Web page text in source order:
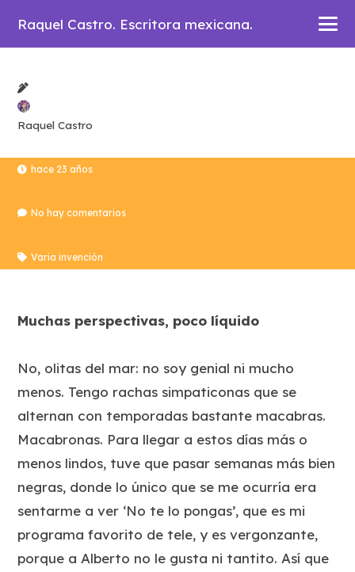
Raquel Castro. Escritora mexicana.
Raquel Castro
hace 23 años
No hay comentarios
Varia invención
Muchas perspectivas, poco líquido
No, olitas del mar: no soy genial ni mucho
menos. Tengo rachas simpaticonas que se
alternan con temporadas bastante macabras.
Macabronas. Para llegar a estos días más o
menos lindos, tuve que pasar semanas más bien
negras, donde lo único que se me ocurría era
sentarme a ver ‘No te lo pongas’, que es mi
programa favorito de tele, y es vergonzante,
porque a Alberto no le gusta ni tantito. Así que